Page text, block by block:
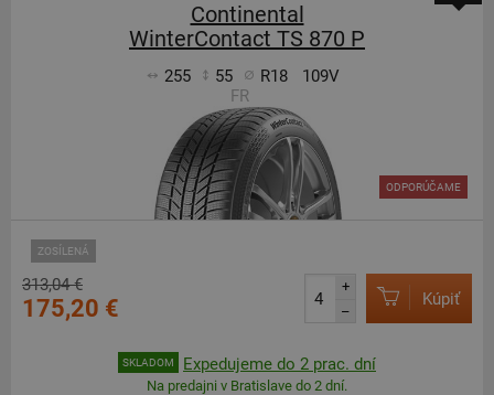
Continental
WinterContact TS 870 P
255 55 R18
109V
FR
ZOSÍLENÁ
ODPORÚČAME
313,04 €
175,20 €
+
–
Kúpiť
SKLADOM Expedujeme do 2 prac. dní
Na predajni v Bratislave do 2 dní.